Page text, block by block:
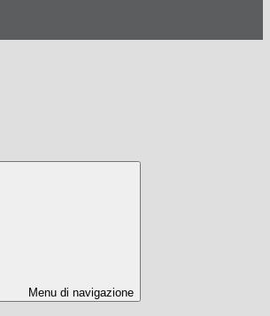
Menu di navigazione